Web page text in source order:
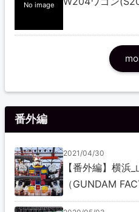
No image
番外編
2021/04/30
【番外編】横浜
（GUNDAM